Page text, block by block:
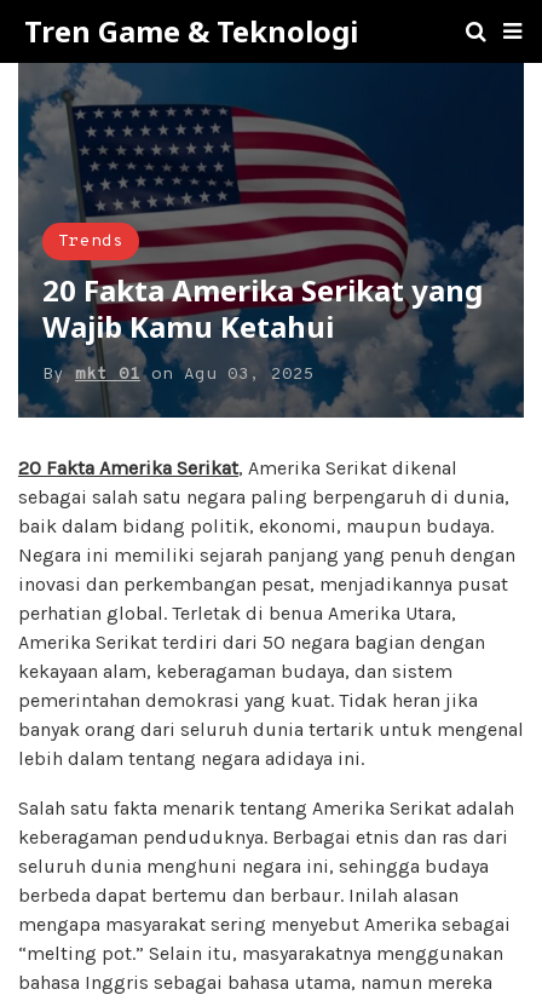
Tren Game & Teknologi
Trends
20 Fakta Amerika Serikat yang
Wajib Kamu Ketahui
By mkt 01onAgu 03, 2025
20 Fakta Amerika Serikat, Amerika Serikat dikenal
sebagai salah satu negara paling berpengaruh di dunia,
baik dalam bidang politik, ekonomi, maupun budaya.
Negara ini memiliki sejarah panjang yang penuh dengan
inovasi dan perkembangan pesat, menjadikannya pusat
perhatian global. Terletak di benua Amerika Utara,
Amerika Serikat terdiri dari 50 negara bagian dengan
kekayaan alam, keberagaman budaya, dan sistem
pemerintahan demokrasi yang kuat. Tidak heran jika
banyak orang dari seluruh dunia tertarik untuk mengenal
lebih dalam tentang negara adidaya ini.
Salah satu fakta menarik tentang Amerika Serikat adalah
keberagaman penduduknya. Berbagai etnis dan ras dari
seluruh dunia menghuni negara ini, sehingga budaya
berbeda dapat bertemu dan berbaur. Inilah alasan
mengapa masyarakat sering menyebut Amerika sebagai
“melting pot.” Selain itu, masyarakatnya menggunakan
bahasa Inggris sebagai bahasa utama, namun mereka